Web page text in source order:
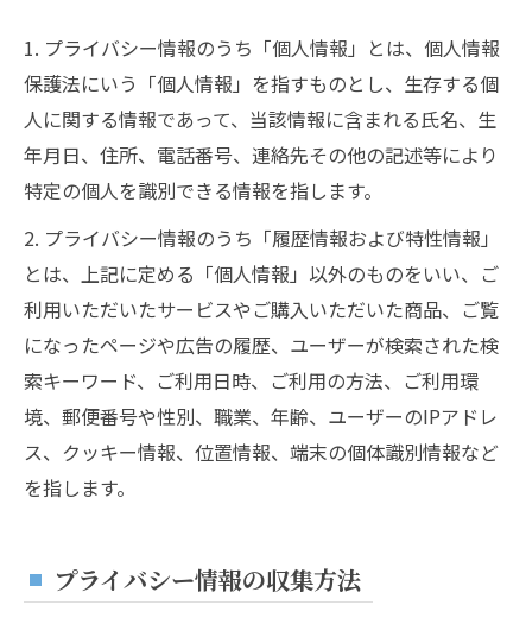
1. プライバシー情報のうち「個人情報」とは、個人情報
保護法にいう「個人情報」を指すものとし、生存する個
人に関する情報であって、当該情報に含まれる氏名、生
年月日、住所、電話番号、連絡先その他の記述等により
特定の個人を識別できる情報を指します。
2. プライバシー情報のうち「履歴情報および特性情報」
とは、上記に定める「個人情報」以外のものをいい、ご
利用いただいたサービスやご購入いただいた商品、ご覧
になったページや広告の履歴、ユーザーが検索された検
索キーワード、ご利用日時、ご利用の方法、ご利用環
境、郵便番号や性別、職業、年齢、ユーザーのIPアドレ
ス、クッキー情報、位置情報、端末の個体識別情報など
を指します。
プライバシー情報の収集方法